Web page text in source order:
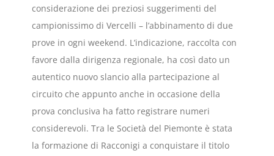
considerazione dei preziosi suggerimenti del
campionissimo di Vercelli – l’abbinamento di due
prove in ogni weekend. L’indicazione, raccolta con
favore dalla dirigenza regionale, ha così dato un
autentico nuovo slancio alla partecipazione al
circuito che appunto anche in occasione della
prova conclusiva ha fatto registrare numeri
considerevoli. Tra le Società del Piemonte è stata
la formazione di Racconigi a conquistare il titolo